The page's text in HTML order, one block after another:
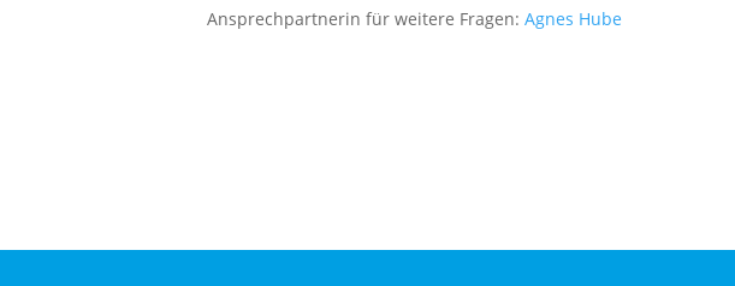
Ansprechpartnerin für weitere Fragen: Agnes Hube